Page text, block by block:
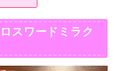
スワードミラク